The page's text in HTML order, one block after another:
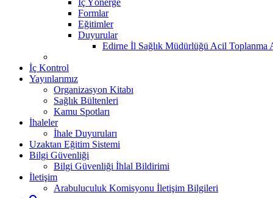
Formlar
Eğitimler
Duyurular
Edirne İl Sağlık Müdürlüğü Acil Toplanma
İç Kontrol
Yayınlarımız
Organizasyon Kitabı
Sağlık Bültenleri
Kamu Spotları
İhaleler
İhale Duyuruları
Uzaktan Eğitim Sistemi
Bilgi Güvenliği
Bilgi Güvenliği İhlal Bildirimi
İletişim
Arabuluculuk Komisyonu İletişim Bilgileri